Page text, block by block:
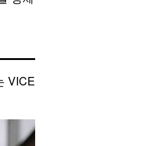
VICE